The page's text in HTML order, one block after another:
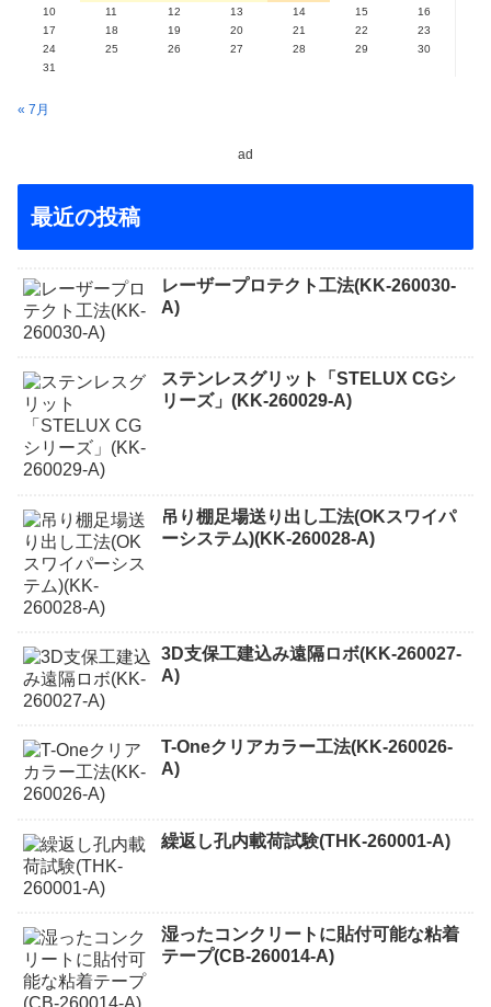
10
11 12 13 14 15
16
17
18 19 20 21 22
23
24
25 26 27 28 29
30
31
« 7月
ad
最近の投稿
レーザープロテクト⼯法(KK-260030-
A)
ステンレスグリット「STELUX CGシ
リーズ」(KK-260029-A)
吊り棚足場送り出し工法(OKスワイパ
ーシステム)(KK-260028-A)
3D支保工建込み遠隔ロボ(KK-260027-
A)
T-Oneクリアカラー工法(KK-260026-
A)
繰返し孔内載荷試験(THK-260001-A)
湿ったコンクリートに貼付可能な粘着
テープ(CB-260014-A)